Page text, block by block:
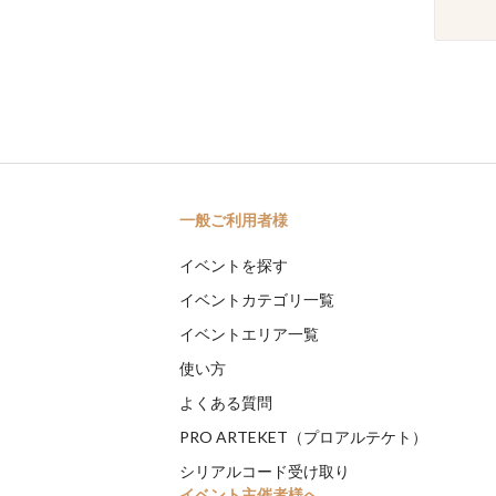
一般ご利用者様
イベントを探す
イベントカテゴリ一覧
イベントエリア一覧
使い方
よくある質問
PRO ARTEKET（プロアルテケト）
シリアルコード受け取り